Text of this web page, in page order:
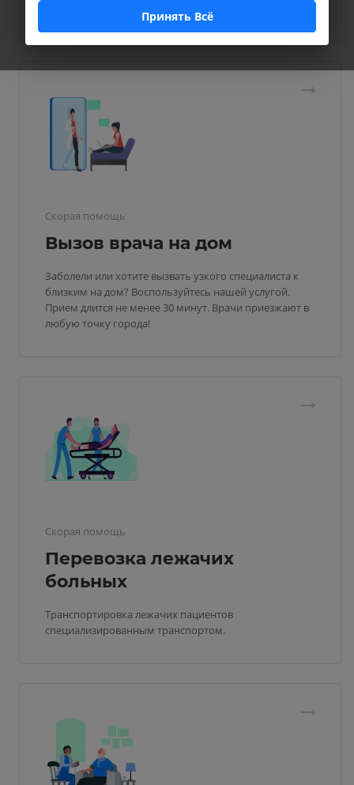
Скорая помощь
Вызов врача на дом
Заболели или хотите вызвать узкого специалиста к
близким на дом? Воспользуйтесь нашей услугой.
Прием длится не менее 30 минут. Врачи приезжают в
любую точку города!
Скорая помощь
Перевозка лежачих
больных
Транспортировка лежачих пациентов
специализированным транспортом.
Принять Всё